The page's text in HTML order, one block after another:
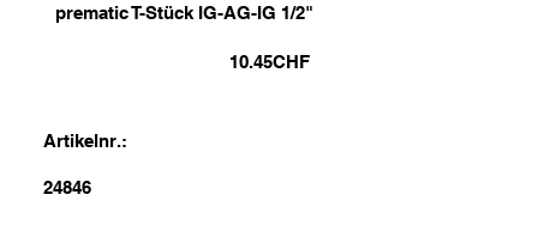
prematic T-Stück IG-AG-IG 1/2"
10.45CHF
Artikelnr.:
24846